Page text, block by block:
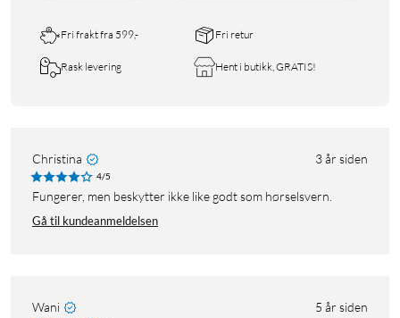
Fri frakt fra 599,- Fri retur
Rask levering Hent i butikk, GRATIS!
Christina 3 år siden
4/5
Fungerer, men beskytter ikke like godt som hørselsvern.
Gå til kundeanmeldelsen
Wani 5 år siden